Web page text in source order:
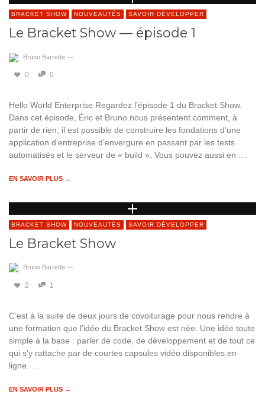
BRACKET SHOW NOUVEAUTÉS SAVOIR DÉVELOPPER
Le Bracket Show — épisode 1
Bruno Barrette —
0 0
Hello World Enterprise Regardez l’épisode 1 du Bracket Show.
Dans cet épisode, Éric et Bruno nous présentent comment, à
partir de rien, il est possible de construire les fondations d’une
application d’entreprise d’envergure en passant par les tests
automatisés et le serveur de « build ». Vous pouvez aussi en …
EN SAVOIR PLUS →
BRACKET SHOW NOUVEAUTÉS SAVOIR DÉVELOPPER
Le Bracket Show
Bruno Barrette —
2 1
C’est à la suite de deux jours de covoiturage pour nous rendre à
une formation que l’idée du Bracket Show est née. Une idée toute
simple à la base : parler de code, de développement et de tout ce
qui s’y rattache par de courtes capsules vidéo disponibles en
ligne. …
EN SAVOIR PLUS →